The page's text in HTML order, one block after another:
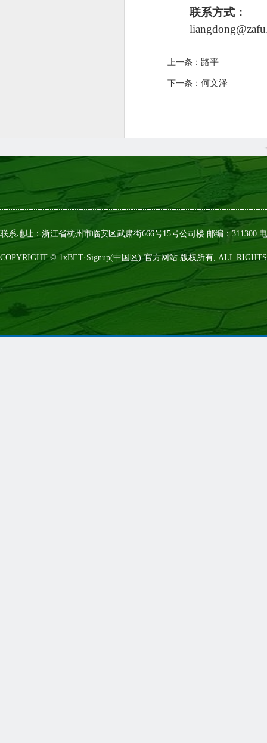
联系方式：
上一条： 路平
下一条： 何文泽
联系地址：浙江省杭州市临安区武肃街666号15号公司楼 邮编：311300
COPYRIGHT © 1xBET·Signup(中国区)-官方网站 版权所有, ALL